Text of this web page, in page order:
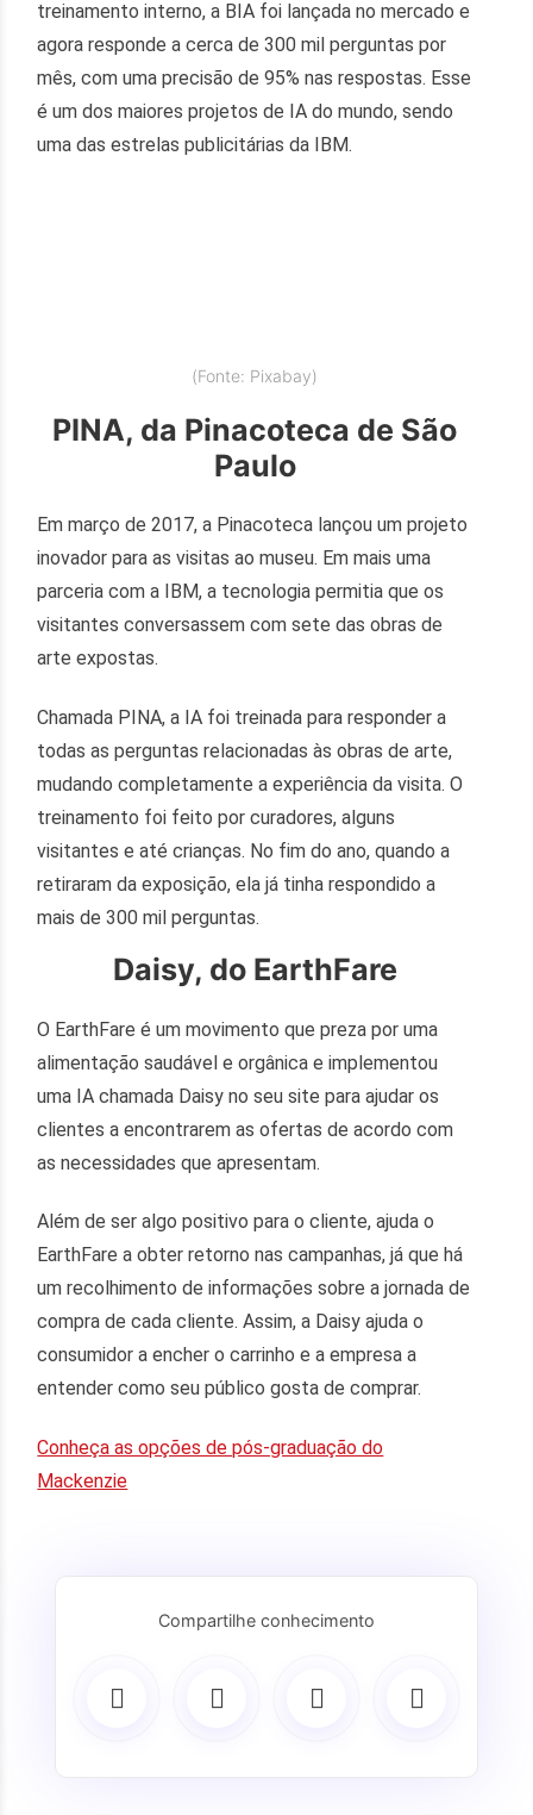
treinamento interno, a BIA foi lançada no mercado e
agora responde a cerca de 300 mil perguntas por
mês, com uma precisão de 95% nas respostas. Esse
é um dos maiores projetos de IA do mundo, sendo
uma das estrelas publicitárias da IBM.
(Fonte: Pixabay)
PINA, da Pinacoteca de São
Paulo
Em março de 2017, a Pinacoteca lançou um projeto
inovador para as visitas ao museu. Em mais uma
parceria com a IBM, a tecnologia permitia que os
visitantes conversassem com sete das obras de
arte expostas.
Chamada PINA, a IA foi treinada para responder a
todas as perguntas relacionadas às obras de arte,
mudando completamente a experiência da visita. O
treinamento foi feito por curadores, alguns
visitantes e até crianças. No fim do ano, quando a
retiraram da exposição, ela já tinha respondido a
mais de 300 mil perguntas.
Daisy, do EarthFare
O EarthFare é um movimento que preza por uma
alimentação saudável e orgânica e implementou
uma IA chamada Daisy no seu site para ajudar os
clientes a encontrarem as ofertas de acordo com
as necessidades que apresentam.
Além de ser algo positivo para o cliente, ajuda o
EarthFare a obter retorno nas campanhas, já que há
um recolhimento de informações sobre a jornada de
compra de cada cliente. Assim, a Daisy ajuda o
consumidor a encher o carrinho e a empresa a
entender como seu público gosta de comprar.
Conheça as opções de pós-graduação do
Mackenzie
Compartilhe conhecimento